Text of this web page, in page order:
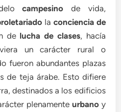
campesino de vida,
la conciencia de
de lucha de clases, hacía
un carácter rural o
fueron abundantes plazas
de teja árabe. Esto difiere
destinados a los edificios
plenamente urbanoy